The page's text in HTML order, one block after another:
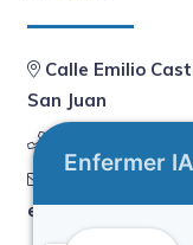
Calle Emilio
San Juan
926 55 27 02
alcazar @
Enfermer IA